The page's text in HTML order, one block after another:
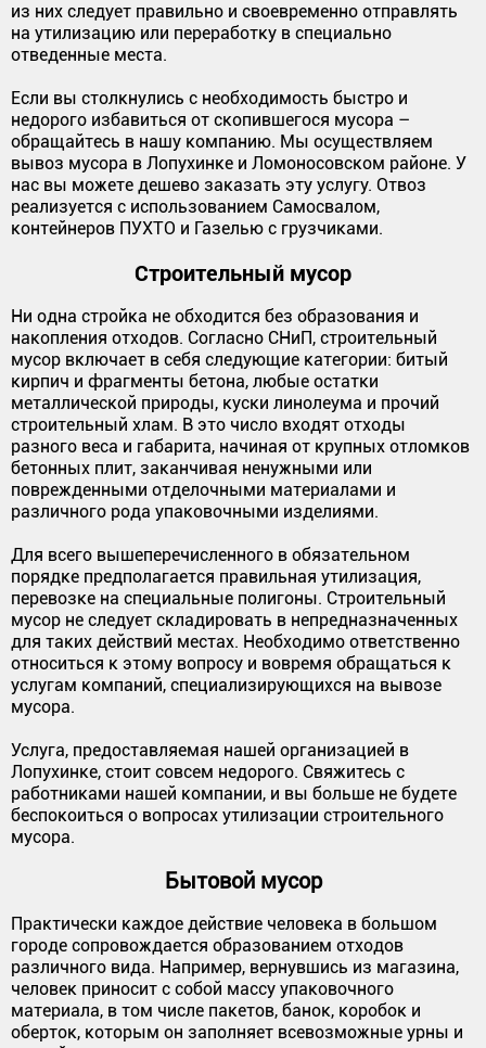
из них следует правильно и своевременно отправлять
на утилизацию или переработку в специально
отведенные места.
Если вы столкнулись с необходимость быстро и
недорого избавиться от скопившегося мусора –
обращайтесь в нашу компанию. Мы осуществляем
вывоз мусора в Лопухинке и Ломоносовском районе. У
нас вы можете дешево заказать эту услугу. Отвоз
реализуется с использованием Самосвалом,
контейнеров ПУХТО и Газелью с грузчиками.
Строительный мусор
Ни одна стройка не обходится без образования и
накопления отходов. Согласно СНиП, строительный
мусор включает в себя следующие категории: битый
кирпич и фрагменты бетона, любые остатки
металлической природы, куски линолеума и прочий
строительный хлам. В это число входят отходы
разного веса и габарита, начиная от крупных отломков
бетонных плит, заканчивая ненужными или
поврежденными отделочными материалами и
различного рода упаковочными изделиями.
Для всего вышеперечисленного в обязательном
порядке предполагается правильная утилизация,
перевозке на специальные полигоны. Строительный
мусор не следует складировать в непредназначенных
для таких действий местах. Необходимо ответственно
относиться к этому вопросу и вовремя обращаться к
услугам компаний, специализирующихся на вывозе
мусора.
Услуга, предоставляемая нашей организацией в
Лопухинке, стоит совсем недорого. Свяжитесь с
работниками нашей компании, и вы больше не будете
беспокоиться о вопросах утилизации строительного
мусора.
Бытовой мусор
Практически каждое действие человека в большом
городе сопровождается образованием отходов
различного вида. Например, вернувшись из магазина,
человек приносит с собой массу упаковочного
материала, в том числе пакетов, банок, коробок и
оберток, которым он заполняет всевозможные урны и